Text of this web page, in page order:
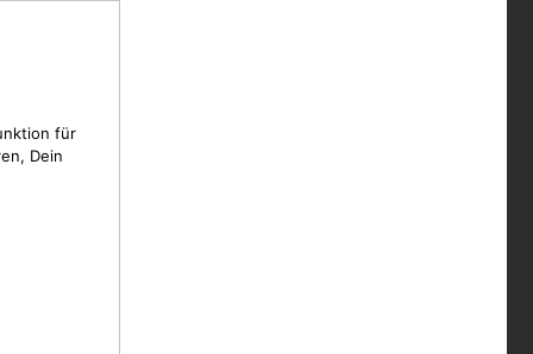
für
Dein